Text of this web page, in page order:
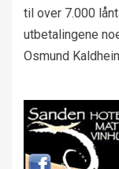
til over 7.000
utbetalingene
Osmund